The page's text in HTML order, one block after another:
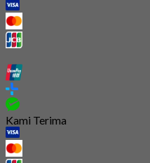
Kami Terima